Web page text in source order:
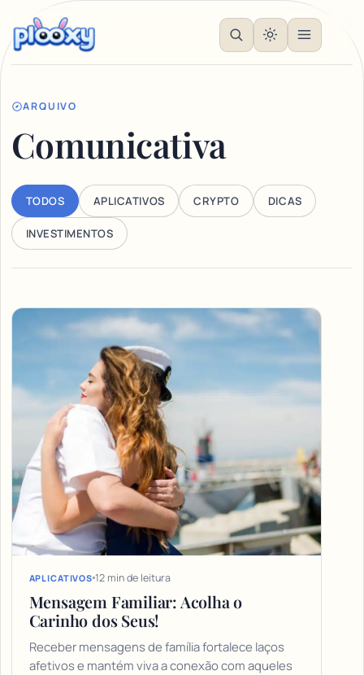
ARQUIVO
Comunicativa
TODOS APLICATIVOS CRYPTO DICAS
INVESTIMENTOS
Articles
APLICATIVOS 12 min de leitura
Mensagem Familiar: Acolha o
Carinho dos Seus!
Receber mensagens de família fortalece laços
afetivos e mantém viva a conexão com aqueles